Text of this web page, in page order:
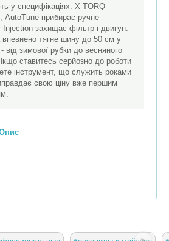
у специфікаціях. X-TORQ
AutoTune прибирає ручне
захищає фільтр і двигун.
впевнено тягне шину до 50 см у
від зимової рубки до весняного
ставитесь серйозно до роботи
інструмент, що служить роками
свою ціну вже першим